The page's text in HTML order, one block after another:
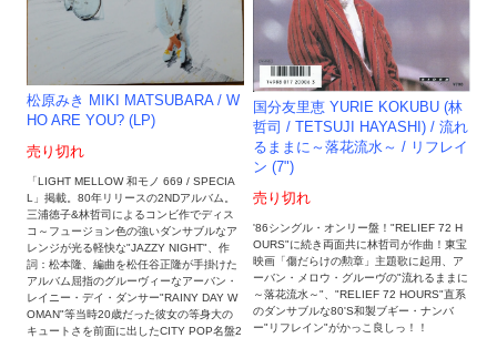
松原みき MIKI MATSUBARA / W
HO ARE YOU? (LP)
売り切れ
「LIGHT MELLOW 和モノ 669 / SPECIA
L」掲載。80年リリースの2NDアルバム。
三浦徳子&林哲司によるコンビ作でディス
コ～フュージョン色の強いダンサブルなア
レンジが光る軽快な"JAZZY NIGHT"、作
詞：松本隆、編曲を松任谷正隆が手掛けた
アルバム屈指のグルーヴィーなアーバン・
レイニー・デイ・ダンサー"RAINY DAY W
OMAN"等当時20歳だった彼女の等身大の
キュートさを前面に出したCITY POP名盤2
国分友里恵 YURIE KOKUBU (林
哲司 / TETSUJI HAYASHI) / 流れ
るままに～落花流水～ / リフレイ
ン (7")
売り切れ
'86シングル・オンリー盤！"RELIEF 72 H
OURS"に続き両面共に林哲司が作曲！東宝
映画「傷だらけの勲章」主題歌に起用、ア
ーバン・メロウ・グルーヴの"流れるままに
～落花流水～"、"RELIEF 72 HOURS"直系
のダンサブルな80'S和製ブギー・ナンバ
ー"リフレイン"がかっこ良しっ！！